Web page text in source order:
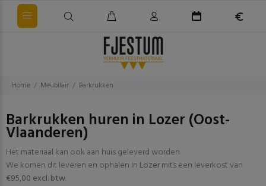
Home Meubilair Barkrukken
Barkrukken huren in Lozer (Oost-
Vlaanderen)
Het materiaal kan ook aan huis geleverd worden.
We komen dit leveren en ophalen In Lozermits een leverkost van
€95,00 excl. btw.